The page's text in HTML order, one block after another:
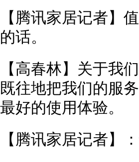
【腾讯家居记者】
的话。
【高春林】关于我
既往地把我们的服
最好的使用体验。
【腾讯家居记者】